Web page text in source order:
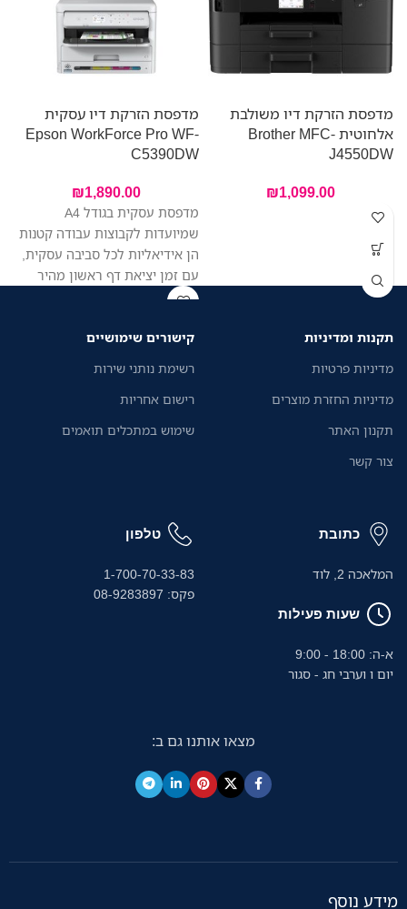
מדפסת הזרקת דיו משולבת
אלחוטית Brother MFC-
J4550DW
₪1,099.00
מדפסת הזרקת דיו עסקית
Epson WorkForce Pro WF-
C5390DW
₪1,890.00
מדפסת עסקית בגודל A4
שמיועדות לקבוצות עבודה קטנות
הן אידיאליות לכל סביבה עסקית,
עם זמן יציאת דף ראשון מהיר
יותר בהשוואה למדפסות לייזר
אנרגיה נמוכה ושילוב מערכות
תקנות ומדיניות
מדיניות פרטיות
מדיניות החזרת מוצרים
תקנון האתר
צור קשר
קישורים שימושיים
רשימת נותני שירות
רישום אחריות
שימוש במתכלים תואמים
כתובת
המלאכה 2, לוד
שעות פעילות
א-ה: 18:00 - 9:00
יום ו וערבי חג - סגור
טלפון
1-700-70-33-83
פקס: 08-9283897
מצאו אותנו גם ב:
מידע נוסף